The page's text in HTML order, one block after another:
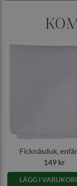
Ficknäsduk,
149 kr
LÄGG I